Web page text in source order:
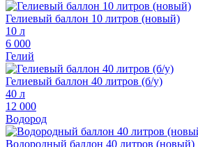
Гелиевый баллон 10 литров (новый)
10 л
6 000
Гелий
Гелиевый баллон 40 литров (б/у)
40 л
12 000
Водород
Водородный баллон 40 литров (новый)